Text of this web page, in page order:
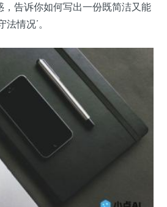
，告诉你如何写出一份既简洁又能
情况’。